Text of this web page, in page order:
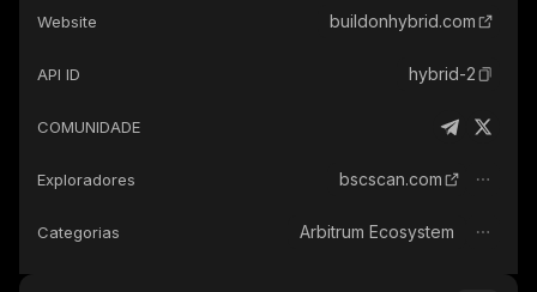
Website buildonhybrid.com
API ID hybrid-2
COMUNIDADE
Exploradores bscscan.com
Categorias Arbitrum Ecosystem